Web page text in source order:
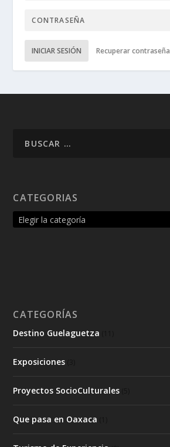
INICIAR SESIÓN Recuperar contraseña
CATEGORIAS
CATEGORÍAS
Destino Guelaguetza
Exposiciones
Proyectos SocioCulturales
Que pasa en Oaxaca